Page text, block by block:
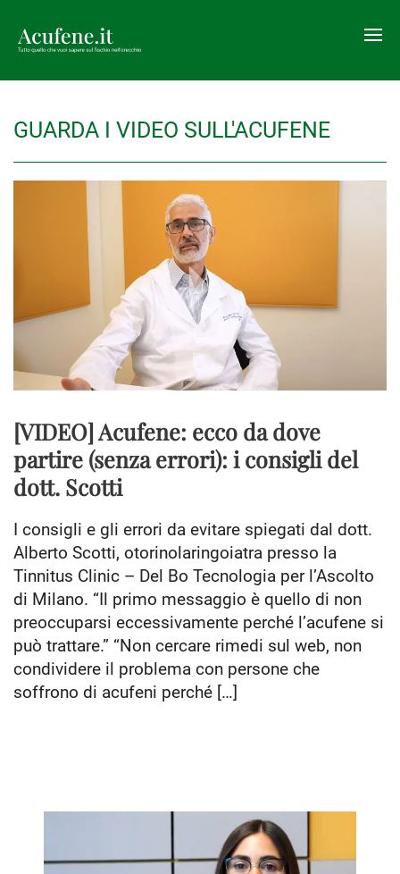
GUARDA I VIDEO SULL'ACUFENE
[VIDEO] Acufene: ecco da dove
partire (senza errori): i consigli del
dott. Scotti
I consigli e gli errori da evitare spiegati dal dott.
Alberto Scotti, otorinolaringoiatra presso la
Tinnitus Clinic – Del Bo Tecnologia per l’Ascolto
di Milano. “Il primo messaggio è quello di non
preoccuparsi eccessivamente perché l’acufene si
può trattare.” “Non cercare rimedi sul web, non
condividere il problema con persone che
soffrono di acufeni perché […]